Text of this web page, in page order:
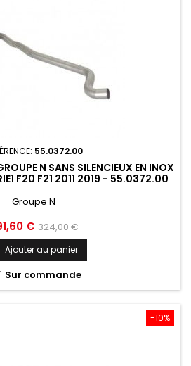
55.0372.00
N SANS SILENCIEUX EN INOX
F20 F21 2011 2019 - 55.0372.00
Groupe N
€ Prix
de
base
324,00 €
Ajouter au panier
Sur commande
-10%